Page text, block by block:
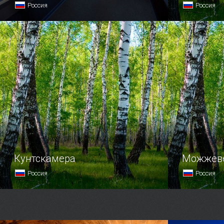
Россия
Площадь самого большого
океанариума России составляет
6000 квадратных метров.
Россия
в
сильно
на три
и Голубую.
Кунтскамера
Россия Россия